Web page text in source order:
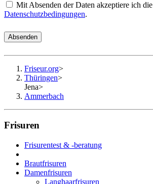
Mit Absenden der Daten akzeptiere ich die
Datenschutzbedingungen.
Absenden
Friseur.org>
Thüringen>
Jena>
Ammerbach
Frisuren
Frisurentest & -beratung
Brautfrisuren
Damenfrisuren
Langhaarfrisuren